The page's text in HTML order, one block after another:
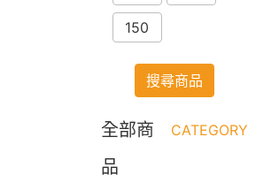
150
搜尋商品
全部商
品
CATEGORY